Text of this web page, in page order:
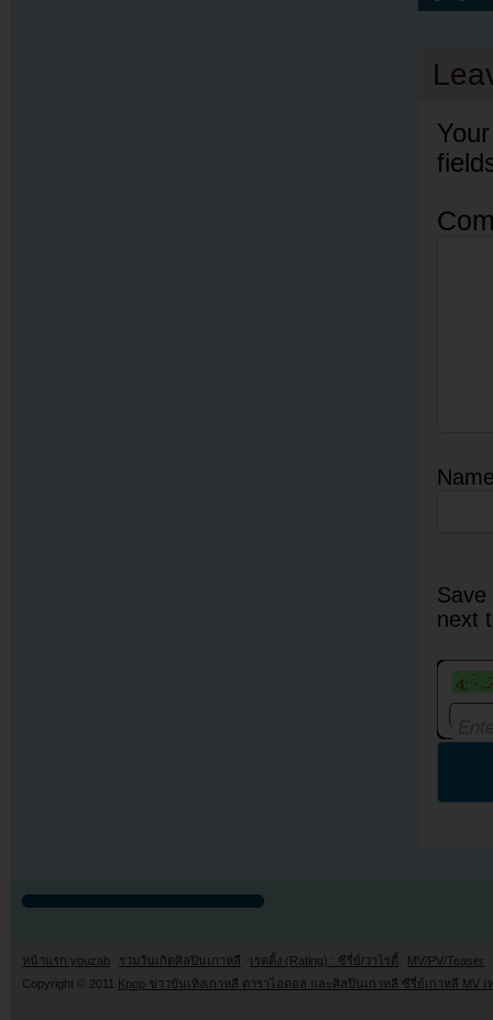
next
หน้าแรก youzab รวมวันเกิดศิลปินเกาหลี เรตติ้ง (Rating) : ซีรี่ย์/วาไรตี้
MV/PV/Teaser
Copyright © 2011 Kpop ข่าวบันเทิงเกาหลี ดาราไอดอล และศิลปินเกาหลี ซีรี่ย์เกาหลี MV